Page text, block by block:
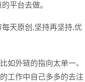
平台去做。
天原创,坚持再坚持,优
外链的指向太单一、
工作中自己多多的去注